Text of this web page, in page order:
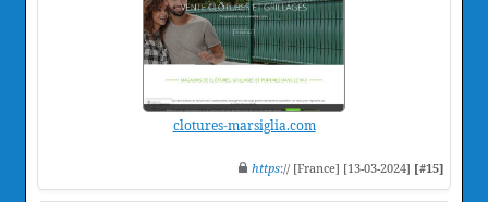
clotures-marsiglia.com
https:// [France] [13-03-2024] [#15]